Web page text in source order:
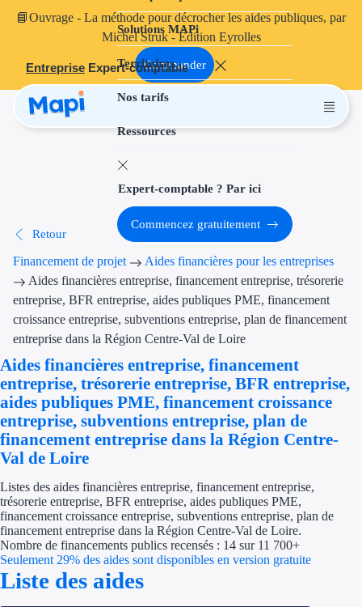
📘Ouvrage - La méthode pour décrocher les aides publiques, par
Michel Struk - Édition Eyrolles
Commander
Entreprise Expert-comptable
Solutions MAPi
Territoires
Nos tarifs
Ressources
Projets finançables
Aides à
Aides
Thématiques
Financement
Transition
Économies
Aides RSE
Création
Cession
Entreprise en
Expert-comptable ? Par ici
Commencez gratuitement
Retour
Financement de projet
Aides financières pour les entreprises
Aides financières entreprise, financement entreprise, trésorerie
entreprise, BFR entreprise, aides publiques PME, financement
croissance entreprise, subventions entreprise, plan de financement
entreprise dans la Région Centre-Val de Loire
Aides financières entreprise, financement
entreprise, trésorerie entreprise, BFR entreprise,
aides publiques PME, financement croissance
entreprise, subventions entreprise, plan de
financement entreprise dans la Région Centre-
Val de Loire
Listes des aides financières entreprise, financement entreprise,
trésorerie entreprise, BFR entreprise, aides publiques PME,
financement croissance entreprise, subventions entreprise, plan de
financement entreprise dans la Région Centre-Val de Loire.
Nombre de financements publics recensés : 14 sur 11 700+
Seulement 29% des aides sont disponibles en version gratuite
Liste des aides